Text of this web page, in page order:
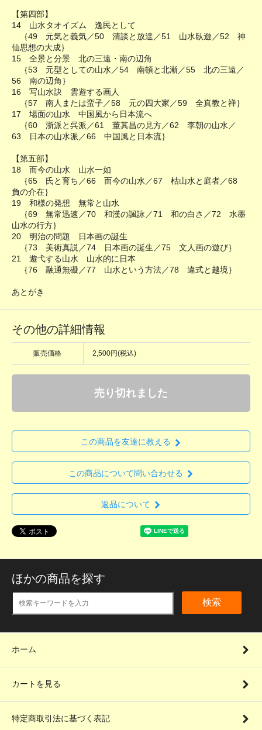
【第四部】
14 山水タオイズム 逸民として
｛49 元気と義気／50 清談と放達／51 山水臥遊／52 神
仙思想の大成｝
15 全景と分景 北の三遠・南の辺角
｛53 元型としての山水／54 南頓と北漸／55 北の三遠／
56 南の辺角｝
16 写山水訣 雲遊する画人
｛57 南人または蛮子／58 元の四大家／59 全真教と禅｝
17 場面の山水 中国風から日本流へ
｛60 浙派と呉派／61 董其昌の見方／62 李朝の山水／
63 日本の山水派／66 中国風と日本流｝
【第五部】
18 而今の山水 山水一如
｛65 氏と育ち／66 而今の山水／67 枯山水と庭者／68
負の介在｝
19 和様の発想 無常と山水
｛69 無常迅速／70 和漢の諷詠／71 和の白さ／72 水墨
山水の行方｝
20 明治の問題 日本画の誕生
｛73 美術真説／74 日本画の誕生／75 文人画の遊び｝
21 遊弋する山水 山水的に日本
｛76 融通無礙／77 山水という方法／78 違式と越境｝
あとがき
その他の詳細情報
販売価格 2,500円(税込)
売り切れました
この商品を友達に教える
この商品について問い合わせる
返品について
ほかの商品を探す
検索
ホーム
カートを見る
特定商取引法に基づく表記